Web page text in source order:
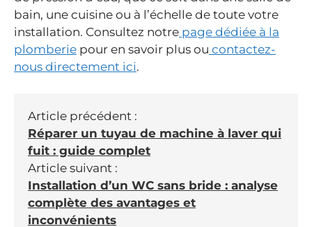
bain, une cuisine ou à l’échelle de toute votre
installation. Consultez notre page dédiée à la
plomberie pour en savoir plus ou contactez-
nous directement ici.
Article précédent :
Réparer un tuyau de machine à laver qui
fuit : guide complet
Article suivant :
Installation d’un WC sans bride : analyse
complète des avantages et
inconvénients